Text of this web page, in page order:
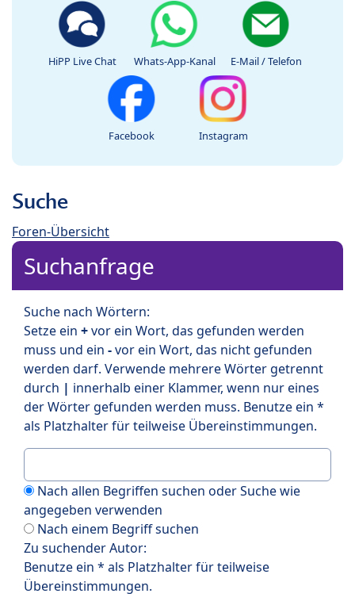
HiPP Live Chat Whats-App-Kanal E-Mail / Telefon
Facebook Instagram
Suche
Foren-Übersicht
Suchanfrage
Suche nach Wörtern:
Setze ein +vor ein Wort, das gefunden werden
muss und ein -vor ein Wort, das nicht gefunden
werden darf. Verwende mehrere Wörter getrennt
durch | innerhalb einer Klammer, wenn nur eines
der Wörter gefunden werden muss. Benutze ein *
als Platzhalter für teilweise Übereinstimmungen.
Nach allen Begriffen suchen oder Suche wie
angegeben verwenden
Nach einem Begriff suchen
Zu suchender Autor:
Benutze ein * als Platzhalter für teilweise
Übereinstimmungen.